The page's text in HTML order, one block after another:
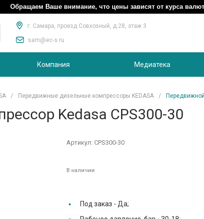
Обращаем Ваше внимание, что цены зависят от курса
г. Самара, проезд Совхозный, д.28, этаж 3
sam@ec-s.ru
Компания Медиатека
/ Передвижные дизельные компрессоры KEDASA /
Kedasa CPS300-30
Артикул: CPS300-30
В наличии
Под заказ - Да;